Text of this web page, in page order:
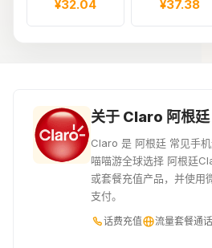
¥32.04
¥37.38
20000ARS
¥106.72
30000ARS
¥160.05
40000ARS
¥213.37
45000ARS
关于 Claro 阿根廷
Claro 是 阿根廷 常见手
喵喵游全球选择 阿根廷
或套餐充值产品，并使用
支付。
话费充值 流量套餐通